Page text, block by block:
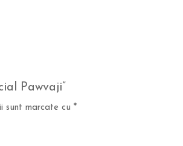
Pawvaji”
sunt marcate cu *